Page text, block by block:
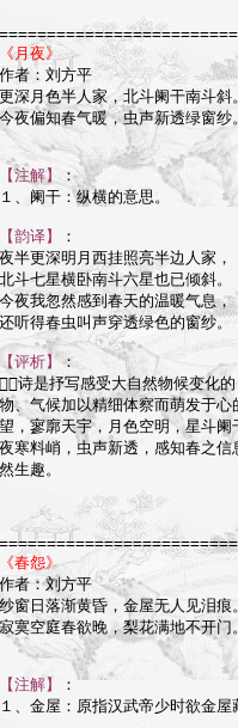
《月夜》
作者：刘方平
更深月色半人家，北斗阑干南斗斜
今夜偏知春气暖，虫声新透绿窗纱
【注解】
：
１、阑干：纵横的意思。
【韵译】
：
夜半更深明月西挂照亮半边人家，
北斗七星横卧南斗六星也已倾斜。
今夜我忽然感到春天的温暖气息，
还听得春虫叫声穿透绿色的窗纱。
【评析】：
诗是抒写感受大自然物候变化
物、气候加以精细体察而萌发于
望，寥廓天宇，月色空明，星斗
夜寒料峭，虫声新透，感知春之
然生趣。
《春怨》
作者：刘方平
纱窗日落渐黄昏，金屋无人见泪痕
寂寞空庭春欲晚，梨花满地不开门
【注解】
：
１、金屋：原指汉武帝少时欲金